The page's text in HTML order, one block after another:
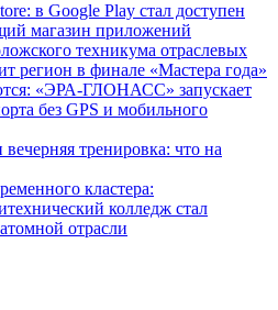
в Google Play стал доступен
магазин приложений
техникума отраслевых
регион в финале «Мастера года»
«ЭРА-ГЛОНАСС» запускает
без GPS и мобильного
тренировка: что на
кластера:
колледж стал
отрасли